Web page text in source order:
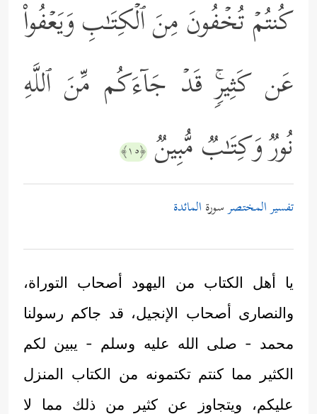
كُنتُمۡ تُخۡفُونَ مِنَ ٱلۡكِتَـٰبِ وَیَعۡفُواْ
عَن كَثِیرࣲۚ قَدۡ جَاۤءَكُم مِّنَ ٱللَّهِ
نُورࣱ وَكِتَـٰبࣱ مُّبِینࣱ ﴿١٥﴾
تفسير المختصرسورة المائدة
يا أهل الكتاب من اليهود أصحاب التوراة،
والنصارى أصحاب الإنجيل، قد جاكم رسولنا
محمد - صلى الله عليه وسلم - يبين لكم
الكثير مما كنتم تكتمونه من الكتاب المنزل
عليكم، ويتجاوز عن كثير من ذلك مما لا